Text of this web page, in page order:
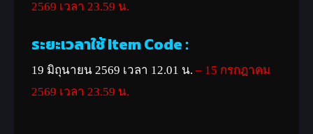
2569 เวลา 23.59 น.
ระยะเวลาใช้ Item Code :
19 มิถุนายน 2569 เวลา 12.01 น. – 15 กรกฎาคม
2569 เวลา 23.59 น.